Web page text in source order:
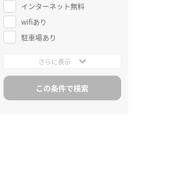
インターネット無料
wifiあり
駐車場あり
さらに表示